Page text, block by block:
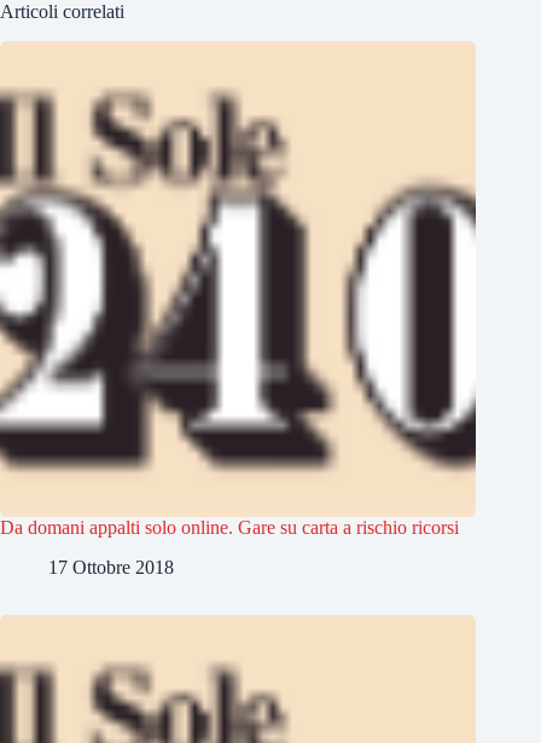
Articoli correlati
Da domani appalti solo online. Gare su carta a rischio ricorsi
17 Ottobre 2018